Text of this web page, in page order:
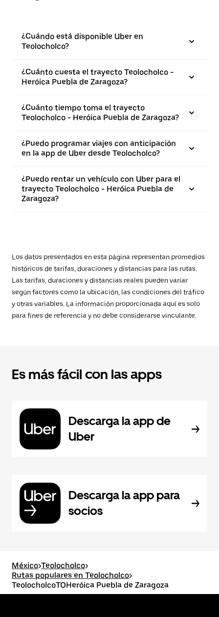
¿Cuándo está disponible Uber en
Teolocholco?
¿Cuánto cuesta el trayecto Teolocholco -
Heróica Puebla de Zaragoza?
¿Cuánto tiempo toma el trayecto
Teolocholco - Heróica Puebla de Zaragoza?
¿Puedo programar viajes con anticipación
en la app de Uber desde Teolocholco?
¿Puedo rentar un vehículo con Uber para el
trayecto Teolocholco - Heróica Puebla de
Zaragoza?
Los datos presentados en esta página representan promedios
históricos de tarifas, duraciones y distancias para las rutas.
Las tarifas, duraciones y distancias reales pueden variar
según factores como la ubicación, las condiciones del tráfico
y otras variables. La información proporcionada aquí es solo
para fines de referencia y no debe considerarse vinculante.
Es más fácil con las apps
Descarga la app de
Uber
Descarga la app para
socios
México>Teolocholco>
Rutas populares en Teolocholco>
TeolocholcoTOHeróica Puebla de Zaragoza